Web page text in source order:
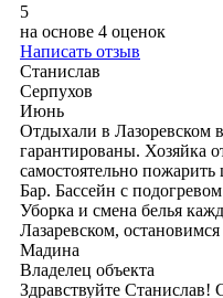
5
на основе 4 оценок
Написать отзыв
Станислав
Серпухов
Июнь
Отдыхали в Лазоревском
гарантированы. Хозяйка
самостоятельно
Бар. Бассейн с
Уборка и смена белья
Лазаревском,
Мадина
Владелец объекта
Здравствуйте